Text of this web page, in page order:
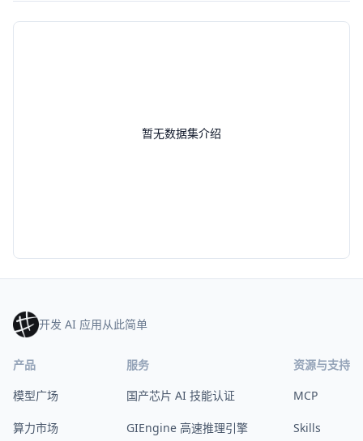
暂无数据集介绍
开发 AI 应用从此简单
产品
模型广场
算力市场
服务
国产芯片 AI 技能认证
GIEngine 高速推理引擎
资源与支持
MCP
Skills